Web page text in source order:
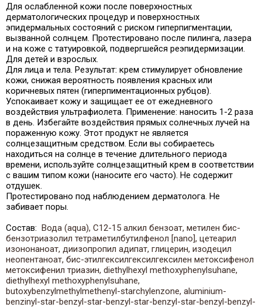
Для ослабленной кожи после поверхностных
дерматологических процедур и поверхностных
эпидермальных состояний с риском гиперпигментации,
вызванной солнцем. Протестировано после пилинга, лазера
и на коже с татуировкой, подвергшейся реэпидермизации.
Для детей и взрослых.
Для лица и тела. Результат: крем стимулирует обновление
кожи, снижая вероятность появления красных или
коричневых пятен (гиперпиментационных рубцов).
Успокаивает кожу и защищает ее от ежедневного
воздействия ультрафиолета. Применение: наносить 1-2 раза
в день. Избегайте воздействия прямых солнечных лучей на
пораженную кожу. Этот продукт не является
солнцезащитным средством. Если вы собираетесь
находиться на солнце в течение длительного периода
времени, используйте солнцезащитный крем в соответствии
с вашим типом кожи (наносите его часто). Не содержит
отдушек.
Протестировано под наблюдением дерматолога. Не
забивает поры.
Состав: Вода (aqua), C12-15 алкил бензоат, метилен бис-
бензотриазолил тетраметилбутилфенол [nano], цетеарил
изононаноат, диизопропил адипат, глицерин, изодецил
неопентаноат, бис-этилгексилгексилгексилен метоксифенол
метоксифенил триазин, diethylhexyl methoxyphenylsuhane,
diethylhexyl methoxyphenylsuhane,
butoxybenzylmethylmethenyl-starchylenzone, aluminium-
benzinyl-star-benzyl-star-benzyl-star-benzyl-star-benzyl-benzyl-